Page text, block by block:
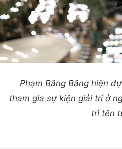
Phạm Băng Băng hiện
tham gia sự kiện giải trí ở
trì tên